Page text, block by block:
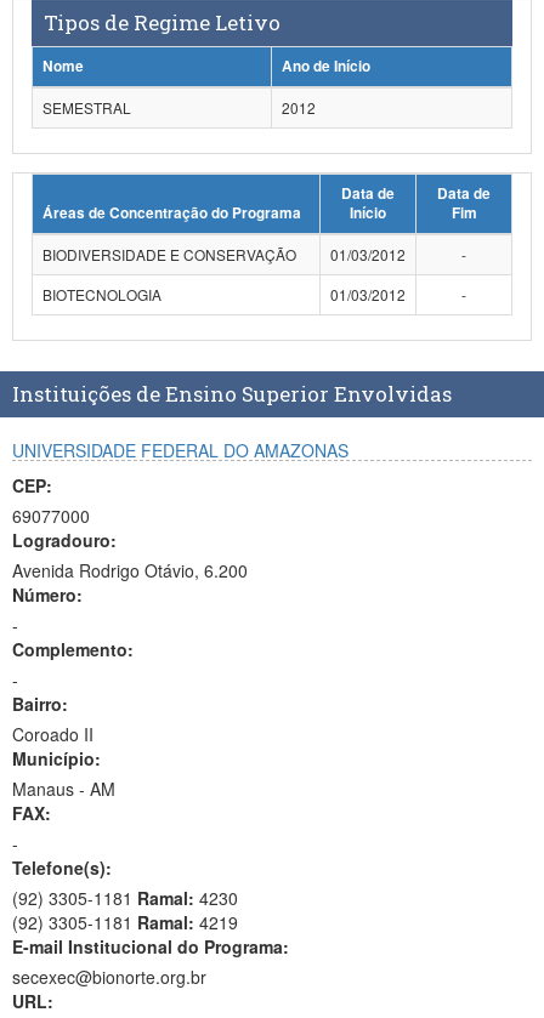
Tipos de Regime Letivo
Nome
Ano de Início
SEMESTRAL
2012
Áreas de Concentração do Programa
Data de
Início
Data de
Fim
BIODIVERSIDADE E CONSERVAÇÃO
01/03/2012
-
BIOTECNOLOGIA
01/03/2012 -
Instituições de Ensino Superior Envolvidas
UNIVERSIDADE FEDERAL DO AMAZONAS
CEP:
69077000
Logradouro:
Avenida Rodrigo Otávio, 6.200
Número:
-
Complemento:
-
Bairro:
Coroado II
Município:
Manaus - AM
FAX:
-
Telefone(s):
(92) 3305-1181 Ramal: 4230
(92) 3305-1181 Ramal: 4219
E-mail Institucional do Programa:
secexec@bionorte.org.br
URL: